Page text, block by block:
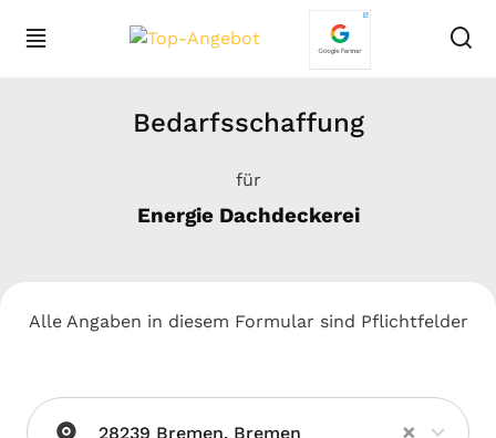
Bedarfsschaffung
für
Energie Dachdeckerei
Alle Angaben in diesem Formular sind Pflichtfelder
28239 Bremen, Bremen ×